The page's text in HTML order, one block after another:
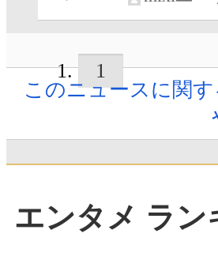
1
このニュースに関
エンタメ ラン